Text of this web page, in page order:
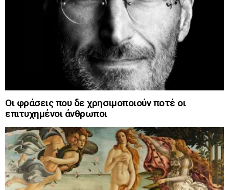
Οι φράσεις που δε χρησιμοποιούν ποτέ οι
επιτυχημένοι άνθρωποι